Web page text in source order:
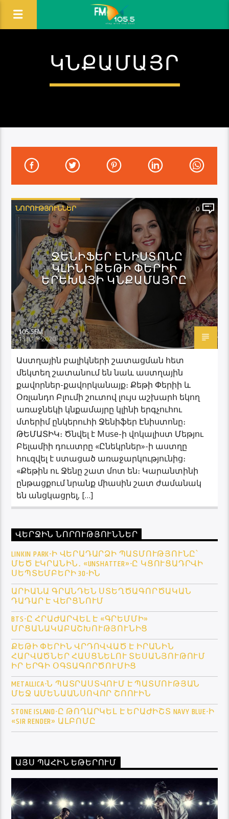
ԿՆՔԱՄԱՅՐ
ՆՈՐՈՒԹՅՈՒՆՆԵՐ 0
ՋԵՆԻՖԵՐ ԷՆԻՍՏՈՆԸ
ԿԼԻՆԻ ՔԵԹԻ ՓԵՐԻԻ
ԵՐԵԽԱՅԻ ԿՆՔԱՄԱՅՐԸ
105.5FM
13 JULY 2020
Աստղային բալիկների շատացման հետ
մեկտեղ շատանում են նաև աստղային
քավորներ-քավորկանայք։ Քեթի Փերիի և
Օռլանդո Բլումի շուտով լույս աշխարհ եկող
առաջնեկի կնքամայրը կլինի երգչուհու
մտերիմ ընկերուհի Ջենիֆեր Էնիստոնը։
ԹԵՄԱՏԻԿ։ Ծնվել է Muse-ի վոկալիստ Մեթյու
Բելամիի դուստրը «Ընեկրներ»-ի աստղը
հուզվել է ստացած առաջարկությունից։
«Քեթին ու Ջենը շատ մոտ են։ Կարանտինի
ընթացքում նրանք միասին շատ ժամանակ
են անցկացրել, […]
ՎԵՐՋԻՆ ՆՈՐՈՒԹՅՈՒՆՆԵՐ
LINKIN PARK-Ի ՎԵՐԱԴԱՐՁԻ ՊԱՏՄՈՒԹՅՈՒՆԸ՝
ՄԵԾ ԷԿՐԱՆԻՆ․ «UNSHATTER»-Ը ԿՑՈՒՑԱԴՐՎԻ
ՍԵՊՏԵՄԲԵՐԻ 30-ԻՆ
ԱՐԻԱՆԱ ԳՐԱՆԴԵՆ ՍՏԵՂԾԱԳՈՐԾԱԿԱՆ
ԴԱԴԱՐ Է ՎԵՐՑՆՈՒՄ
BTS-Ը ՀՐԱԺԱՐՎԵԼ Է «ԳՐԵՄՄԻ»
ՄՐՑԱՆԱԿԱԲԱՇԽՈՒԹՅՈՒՆԻՑ
ՔԵԹԻ ՓԵՐԻՆ ՎՐԴՈՎՎԱԾ Է ԻՐԱՆԻՆ
ՀԱՐՎԱԾՆԵՐ ՀԱՍՑՆԵԼՈՒ ՏԵՍԱՆՅՈՒԹՈՒՄ
ԻՐ ԵՐԳԻ ՕԳՏԱԳՈՐԾՈՒՄԻՑ
METALLICA-Ն ՊԱՏՐԱՍՏՎՈՒՄ Է ՊԱՏՄՈՒԹՅԱՆ
ՄԵՋ ԱՄԵՆԱԱՆՍՈՎՈՐ ՇՈՈՒԻՆ
STONE ISLAND-Ը ԹՈՂԱՐԿԵԼ Է ԵՐԱԺԻՇՏ NAVY BLUE-Ի
«SIR RENDER» ԱԼԲՈՄԸ
ԱՅՍ ՊԱՀԻՆ ԵԹԵՐՈՒՄ